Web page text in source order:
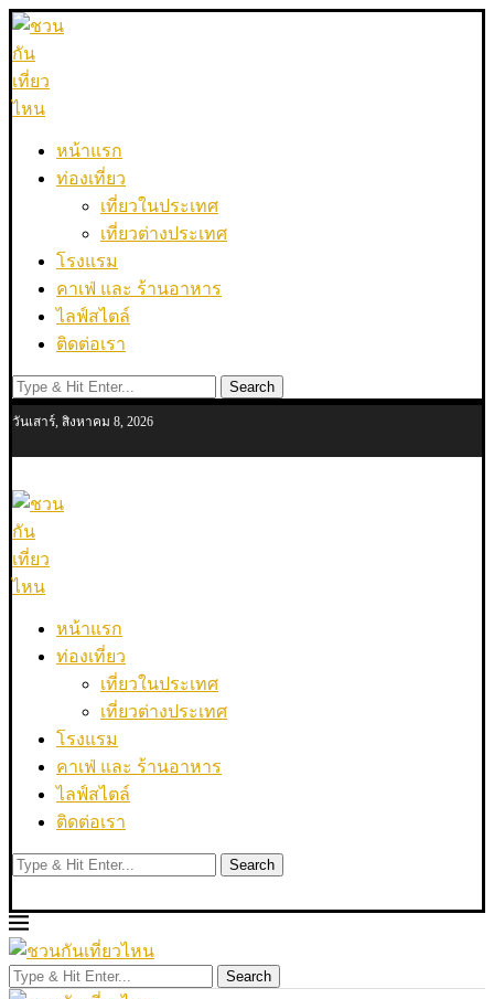
หน้าแรก
ท่องเที่ยว
เที่ยวในประเทศ
เที่ยวต่างประเทศ
โรงแรม
คาเฟ่ และ ร้านอาหาร
ไลฟ์สไตล์
ติดต่อเรา
Search
วันเสาร์, สิงหาคม 8, 2026
หน้าแรก
ท่องเที่ยว
เที่ยวในประเทศ
เที่ยวต่างประเทศ
โรงแรม
คาเฟ่ และ ร้านอาหาร
ไลฟ์สไตล์
ติดต่อเรา
Search
Search